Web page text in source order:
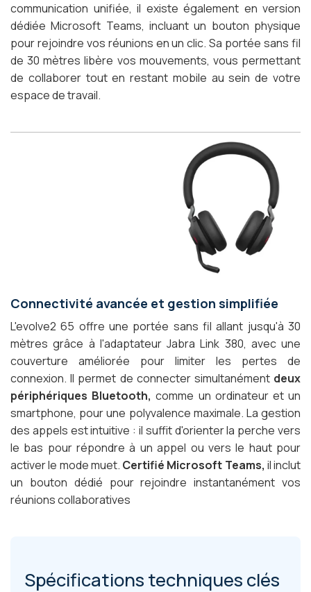
communication unifiée, il existe également en version
dédiée Microsoft Teams, incluant un bouton physique
pour rejoindre vos réunions en un clic. Sa portée sans fil
de 30 mètres libère vos mouvements, vous permettant
de collaborer tout en restant mobile au sein de votre
espace de travail.
Connectivité avancée et gestion simplifiée
L'evolve2 65 offre une portée sans fil allant jusqu'à 30
mètres grâce à l'adaptateur Jabra Link 380, avec une
couverture améliorée pour limiter les pertes de
connexion. Il permet de connecter simultanémentdeux
périphériques Bluetooth,comme un ordinateur et un
smartphone, pour une polyvalence maximale. La gestion
des appels est intuitive : il suffit d'orienter la perche vers
le bas pour répondre à un appel ou vers le haut pour
activer le mode muet. Certifié Microsoft Teams, il inclut
un bouton dédié pour rejoindre instantanément vos
réunions collaboratives
Spécifications techniques clés